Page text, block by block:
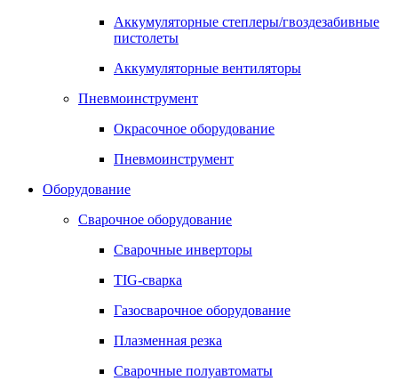
Аккумуляторные степлеры/гвоздезабивные
пистолеты
Аккумуляторные вентиляторы
Пневмоинструмент
Окрасочное оборудование
Пневмоинструмент
Оборудование
Сварочное оборудование
Сварочные инверторы
TIG-сварка
Газосварочное оборудование
Плазменная резка
Сварочные полуавтоматы